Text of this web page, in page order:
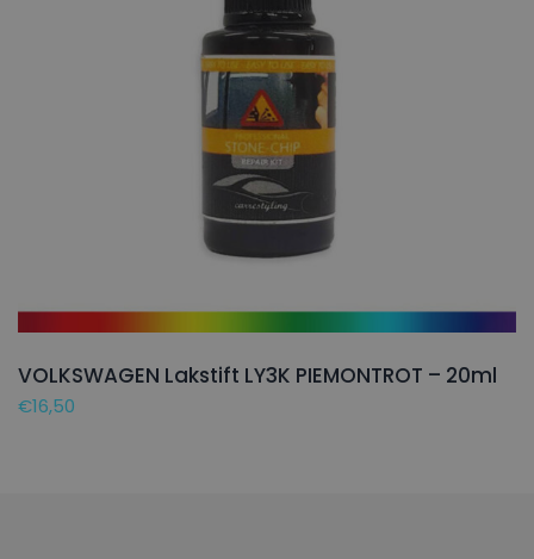
VOLKSWAGEN Lakstift LY3K PIEMONTROT – 20ml
€16,50